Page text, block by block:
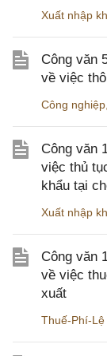
Xuất nhập
Công văn
về việc
Công nghiệp
Công văn
việc thủ
khẩu tại
Xuất nhập
Công văn
về việc
xuất
Thuế-Phí-